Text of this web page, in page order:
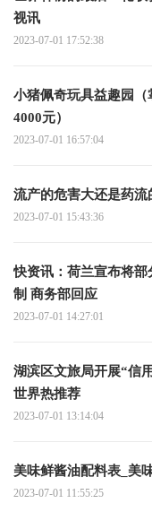
视讯
2023-07-01 17:52:38
小猪佩奇玩具益趣园
4000元）
2023-07-01 16:57:04
流产的危害大还是药
2023-07-01 15:43:36
快资讯：荷兰宣布将
制 商务部回应
2023-07-01 14:27:01
湖滨区文旅局开展“信
世界热推荐
2023-07-01 13:14:04
美味鲜酱油配料表_美
2023-07-01 11:55:25